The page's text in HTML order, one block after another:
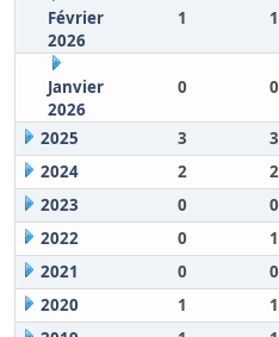
Février
2026
1 1
Janvier
2026
0 0
2025 3 3
2024
2 2
2023
0 0
2022
0 1
2021
0 0
2020
1 1